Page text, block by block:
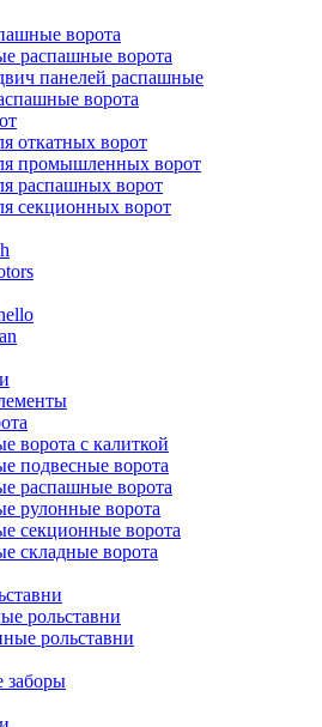
ворота
распашные ворота
панелей распашные
ворота
откатных ворот
промышленных ворот
распашных ворот
секционных ворот
ворота с калиткой
подвесные ворота
распашные ворота
рулонные ворота
секционные ворота
складные ворота
рольставни
рольставни